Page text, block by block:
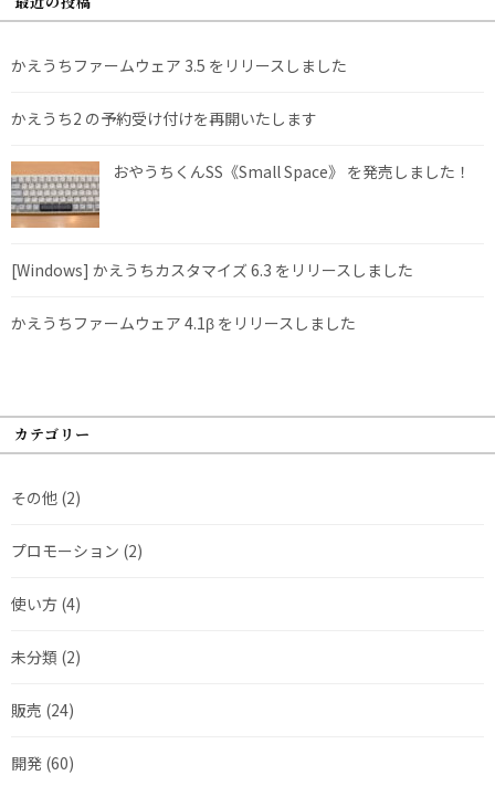
かえうちファームウェア 3.5 をリリースしました
かえうち2 の予約受け付けを再開いたします
おやうちくんSS《Small Space》 を発売しました！
[Windows] かえうちカスタマイズ 6.3 をリリースしました
かえうちファームウェア 4.1β をリリースしました
カテゴリー
その他 (2)
プロモーション (2)
使い方 (4)
未分類 (2)
販売 (24)
開発 (60)